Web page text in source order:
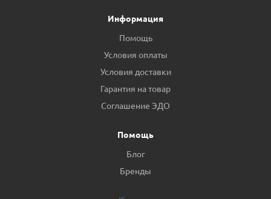
Информация
Помощь
Условия оплаты
Условия доставки
Гарантия на товар
Соглашение ЭДО
Помощь
Блог
Бренды